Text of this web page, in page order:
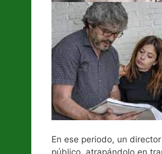
En ese periodo, un
público, atrapándolo en